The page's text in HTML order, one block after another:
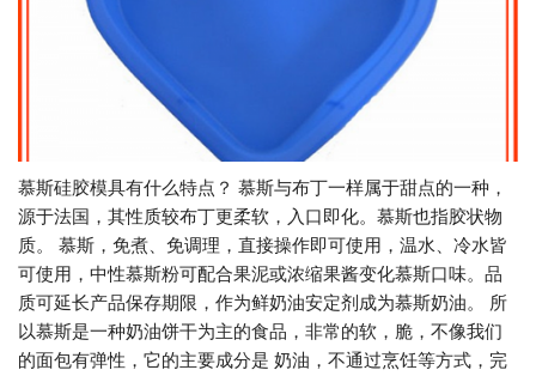
慕斯硅胶模具有什么特点？ 慕斯与布丁一样属于甜点的一种，
源于法国，其性质较布丁更柔软，入口即化。慕斯也指胶状物
质。 慕斯，免煮、免调理，直接操作即可使用，温水、冷水皆
可使用，中性慕斯粉可配合果泥或浓缩果酱变化慕斯口味。品
质可延长产品保存期限，作为鲜奶油安定剂成为慕斯奶油。 所
以慕斯是一种奶油饼干为主的食品，非常的软，脆，不像我们
的面包有弹性，它的主要成分是 奶油，不通过烹饪等方式，完